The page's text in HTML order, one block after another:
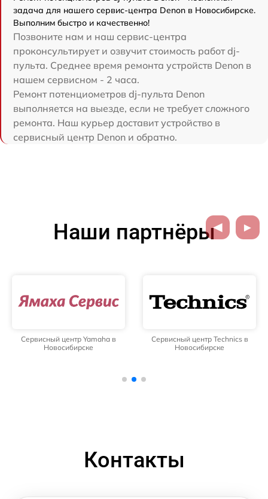
задача для нашего сервис-центра Denon в Новосибирске.
Выполним быстро и качественно!
Позвоните нам и наш сервис-центра
проконсультирует и озвучит стоимость работ dj-
пульта. Среднее время ремонта устройств Denon в
нашем сервисном - 2 часа.
Ремонт потенциометров dj-пульта Denon
выполняется на выезде, если не требует сложного
ремонта. Наш курьер доставит устройство в
сервисный центр Denon и обратно.
Наши партнёры
Сервисный центр Yamaha в
Новосибирске
Сервисный центр Technics в
Новосибирске
Контакты